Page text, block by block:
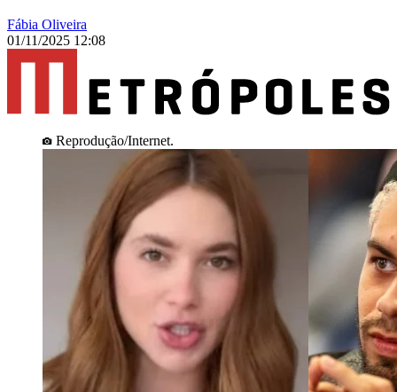
Fábia Oliveira
01/11/2025 12:08
Reprodução/Internet.